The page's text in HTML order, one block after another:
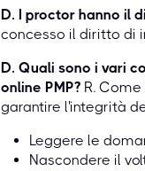
D. I proctor hanno il
concesso il diritto di
D. Quali sono i vari
online PMP? R.
garantire l'integrità
Leggere le
Nascondere il